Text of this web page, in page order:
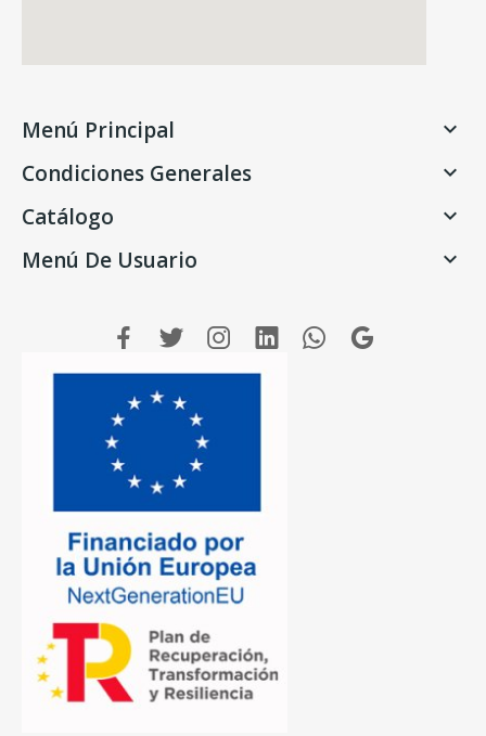
Menú Principal 
Condiciones Generales 
Catálogo 
Menú De Usuario 